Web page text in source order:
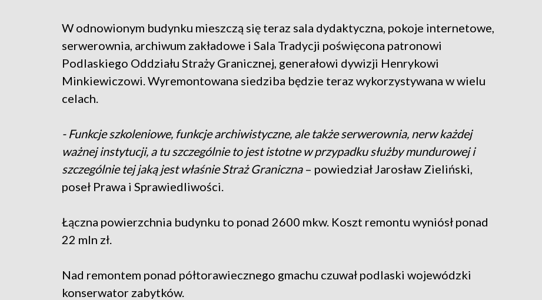
W odnowionym budynku mieszczą się teraz sala dydaktyczna, pokoje internetowe,
serwerownia, archiwum zakładowe i Sala Tradycji poświęcona patronowi
Podlaskiego Oddziału Straży Granicznej, generałowi dywizji Henrykowi
Minkiewiczowi. Wyremontowana siedziba będzie teraz wykorzystywana w wielu
celach.
- Funkcje szkoleniowe, funkcje archiwistyczne, ale także serwerownia, nerw każdej
ważnej instytucji, a tu szczególnie to jest istotne w przypadku służby mundurowej i
szczególnie tej jaką jest właśnie Straż Graniczna– powiedział Jarosław Zieliński,
poseł Prawa i Sprawiedliwości.
Łączna powierzchnia budynku to ponad 2600 mkw. Koszt remontu wyniósł ponad
22 mln zł.
Nad remontem ponad półtorawiecznego gmachu czuwał podlaski wojewódzki
konserwator zabytków.